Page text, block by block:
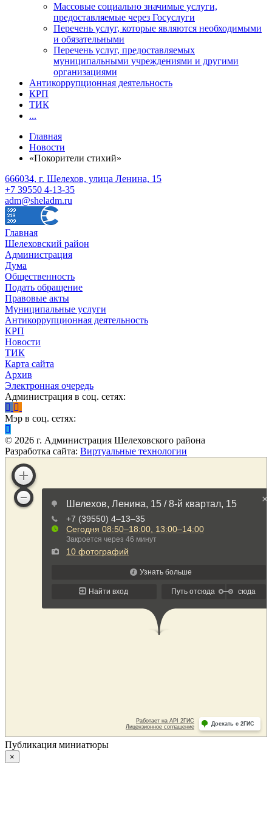
Массовые социально значимые услуги,
предоставляемые через Госуслуги
Перечень услуг, которые являются необходимыми
и обязательными
Перечень услуг, предоставляемых
муниципальными учреждениями и другими
организациями
Антикоррупционная деятельность
КРП
ТИК
...
Главная
Новости
«Покорители стихий»
666034, г. Шелехов, улица Ленина, 15
+7 39550 4-13-35
adm@sheladm.ru
Главная
Шелеховский район
Администрация
Дума
Общественность
Подать обращение
Правовые акты
Муниципальные услуги
Антикоррупционная деятельность
КРП
Новости
ТИК
Карта сайта
Архив
Электронная очередь
Администрация в соц. сетях:
Мэр в соц. сетях:
© 2026 г. Администрация Шелеховского района
Разработка сайта: Виртуальные технологии
Публикация миниатюры
×